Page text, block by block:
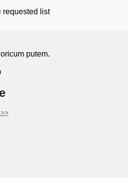
requested list
putem.